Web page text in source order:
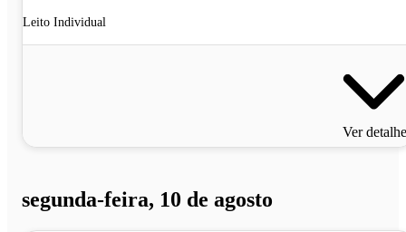
Leito Individual
Ver
segunda-feira, 10 de agosto